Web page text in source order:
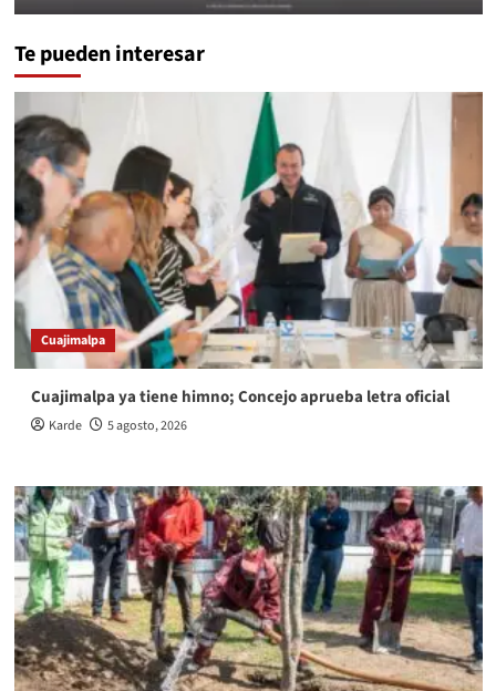
Te pueden interesar
Cuajimalpa
Cuajimalpa ya tiene himno; Concejo aprueba letra oficial
Karde 5 agosto, 2026